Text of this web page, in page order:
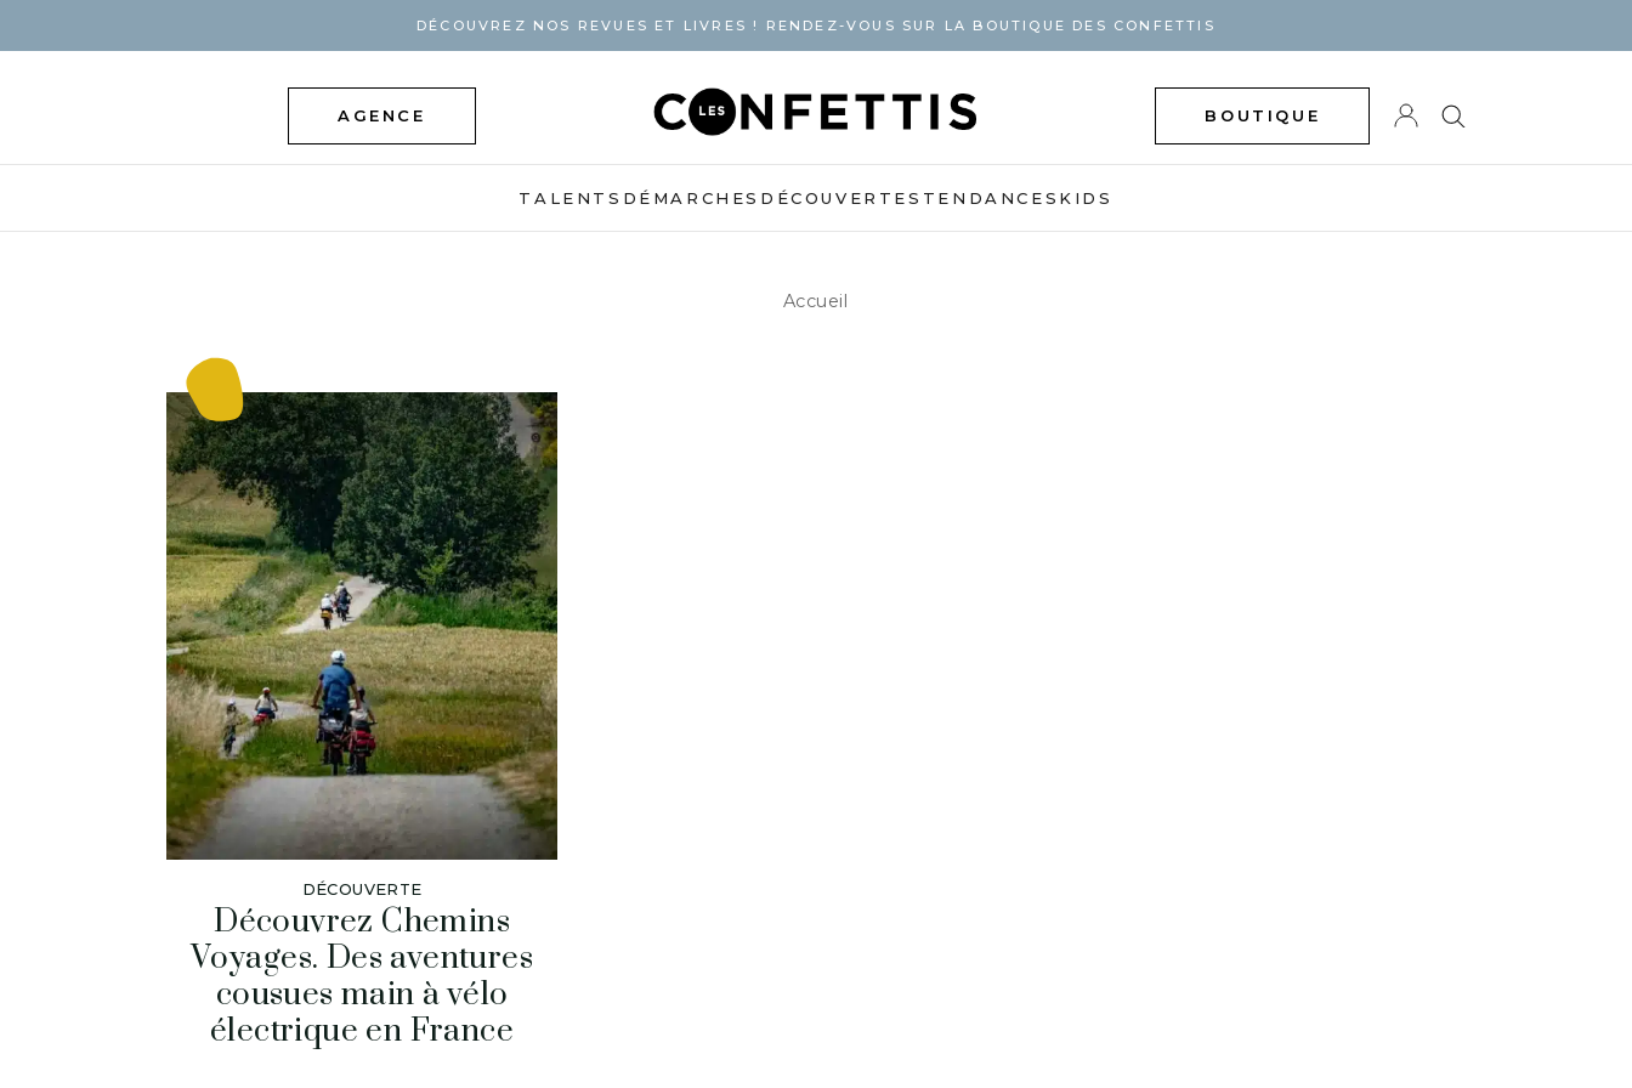
DÉCOUVREZ NOS REVUES ET LIVRES ! RENDEZ-VOUS SUR LA BOUTIQUE DES CONFETTIS
AGENCE BOUTIQUE
TALENTS DÉMARCHES DÉCOUVERTES TENDANCES KIDS
Accueil
DÉCOUVERTE
Découvrez Chemins
Voyages. Des aventures
cousues main à vélo
électrique en France